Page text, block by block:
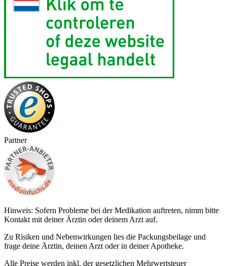
Partner
Hinweis: Sofern Probleme bei der Medikation auftreten, nimm bitte
Kontakt mit deiner Ärztin oder deinem Arzt auf.
Zu Risiken und Nebenwirkungen lies die Packungsbeilage und
frage deine Ärztin, deinen Arzt oder in deiner Apotheke.
Alle Preise werden inkl. der gesetzlichen Mehrwertsteuer